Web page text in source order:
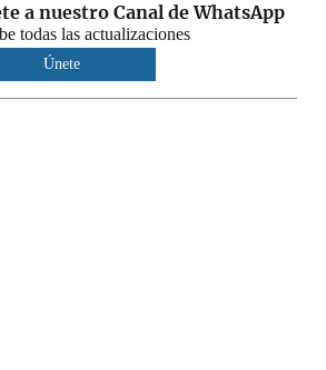
a nuestro Canal de WhatsApp
todas las actualizaciones
Únete